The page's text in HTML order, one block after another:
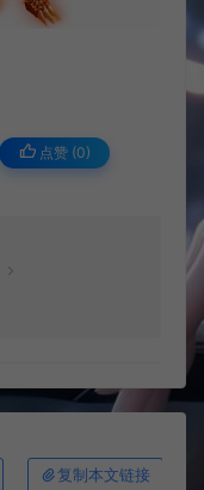
点赞 (0)
复制本文链接